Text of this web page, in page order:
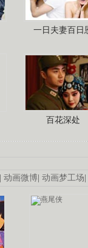
一日夫妻百日
百花深处
动画微博 动画梦工场